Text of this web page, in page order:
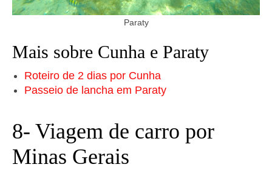
Paraty
Mais sobre Cunha e Paraty
Roteiro de 2 dias por Cunha
Passeio de lancha em Paraty
8- Viagem de carro por
Minas Gerais